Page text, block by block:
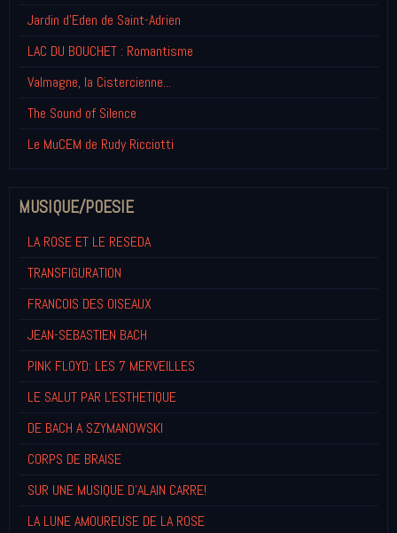
Jardin d'Eden de Saint-Adrien
LAC DU BOUCHET : Romantisme
Valmagne, la Cistercienne...
The Sound of Silence
Le MuCEM de Rudy Ricciotti
MUSIQUE/POESIE
LA ROSE ET LE RESEDA
TRANSFIGURATION
FRANCOIS DES OISEAUX
JEAN-SEBASTIEN BACH
PINK FLOYD: LES 7 MERVEILLES
LE SALUT PAR L'ESTHETIQUE
DE BACH A SZYMANOWSKI
CORPS DE BRAISE
SUR UNE MUSIQUE D'ALAIN CARRE!
LA LUNE AMOUREUSE DE LA ROSE